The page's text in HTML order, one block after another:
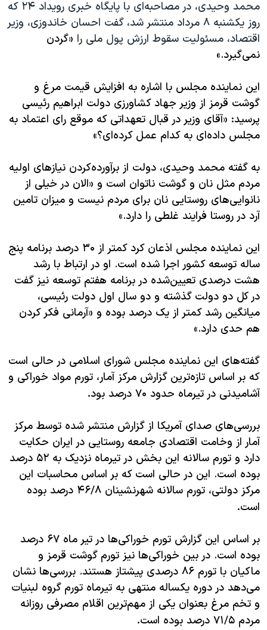
اعتراضات مردمی آبان ۹۸
اسرائیل در جنگ
نرگس محمدی برنده جایزه نوبل صلح
صفحه‌های ویژه
سفر پرزیدنت ترامپ به چین
محمد وحیدی، در مصاحبه‌ای با پایگاه خبری رویداد ۲۴ که
روز یکشنبه ٨ مرداد منتشر شد، گفت احسان خاندوزی، وزیر
اقتصاد، مسئولیت سقوط ارزش پول ملی را «گردن
نمی‌گیرد.»
این نماینده مجلس با اشاره به افزایش قیمت مرغ و
گوشت قرمز از وزیر جهاد کشاورزی دولت ابراهیم رئیسی
پرسید: «آقای وزیر در قبال تعهداتی که موقع رای اعتماد به
مجلس داده‌ای به کدام عمل کرده‌ای؟»
به گفته محمد وحیدی، دولت از برآورده‌کردن نیازهای اولیه
مردم مثل نان و گوشت ناتوان است و «الان در خیلی از
نانوایی‌های روستایی نان برای مردم نیست و میزان تامین
آرد در روستا فرایند غلطی را دارد.»
این نماینده مجلس اذعان کرد کمتر از
۳۰ درصد برنامه پنج
ساله توسعه کشور اجرا شده است. او در ارتباط با رشد
هشت درصدی تعیین‌شده در برنامه هفتم توسعه نیز گفت
در کل دو دولت گذشته و دو سال اول دولت رئیسی،
میانگین رشد کمتر از یک درصد بوده و «آرمانی فکر کردن
هم حدی دارد.»
گفته‌های این نماینده مجلس شورای اسلامی در حالی است
که بر اساس تازه‌ترین گزارش مرکز آمار، تورم مواد خوراکی و
آشامیدنی در تیرماه حدود ۷۰ درصد بود.
بررسی‌های صدای آمریکا از گزارش منتشر شده توسط مرکز
آمار از وخامت اقتصادی جامعه روستایی در ایران حکایت
دارد و تورم سالانه این بخش در تیرماه نزدیک به ۵۲ درصد
بوده است. این در حالی است که بر اساس محاسبات این
مرکز دولتی، تورم سالانه شهرنشینان ۴۶/۸ درصد بوده
است.
بر اساس این گزارش تورم خوراکی‌ها در تیر ماه ۶۷ درصد
بوده است. در بین خوراکی‌ها نیز تورم گوشت قرمز و
ماکیان با تورم ۸۶ درصدی پیشتاز هستند. بررسی‌ها نشان
می‌دهد در دوره یکساله منتهی به تیرماه تورم گروه لبنیات
و تخم مرغ بعنوان یکی از مهم‌ترین اقلام مصرفی روزانه
مردم ۷۱/۵ درصد بوده است.